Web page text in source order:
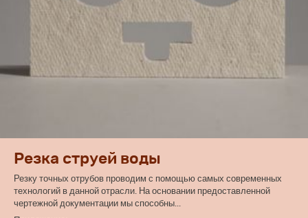
Резка струей воды
Резку точных отрубов проводим с помощью самых современных
технологий в данной отрасли. На основании предоставленной
чертежной документации мы способны...